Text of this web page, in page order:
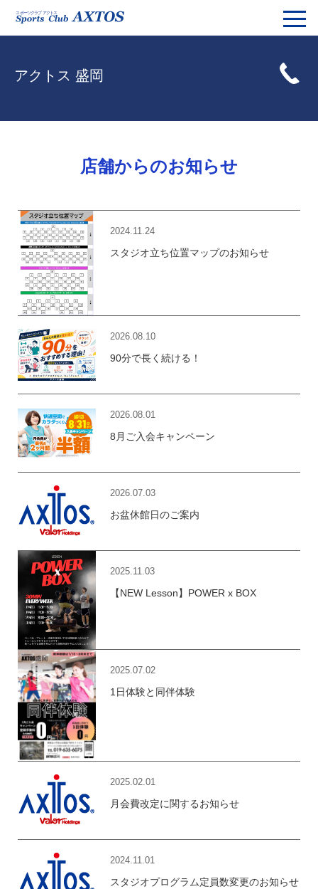
アクトス 盛岡
店舗からのお知らせ
2024.11.24
スタジオ立ち位置マップのお知らせ
2026.08.10
90分で長く続ける！
2026.08.01
8月ご入会キャンペーン
2026.07.03
お盆休館日のご案内
2025.11.03
【NEW Lesson】POWER x BOX
2025.07.02
1日体験と同伴体験
2025.02.01
月会費改定に関するお知らせ
2024.11.01
スタジオプログラム定員数変更のお知らせ